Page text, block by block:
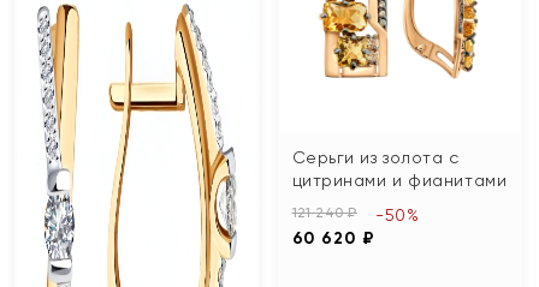
Серьги из золота с
цитринами и фианитами
121 240 ₽
60 620 ₽
-50%